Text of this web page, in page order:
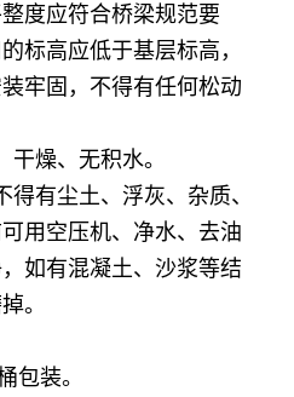
度应符合桥梁规范要
标高应低于基层标高，
牢固，不得有任何松动
燥、无积水。
得有尘土、浮灰、杂质、
用空压机、净水、去油
如有混凝土、沙浆等结
。
包装。